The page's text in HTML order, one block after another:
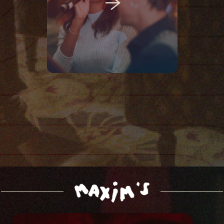
DÉAMBULATOIRES
GUITARISTE / CHANTEUR
PERCUSSIONNISTE
SAXOPHONISTE